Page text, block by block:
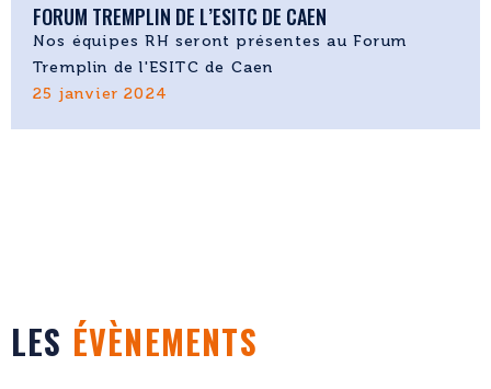
FORUM TREMPLIN DE L’ESITC DE CAEN
Nos équipes RH seront présentes au Forum
Tremplin de l'ESITC de Caen
25 janvier 2024
LES ÉVÈNEMENTS